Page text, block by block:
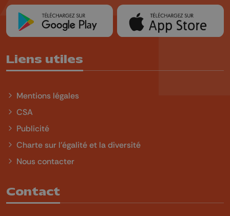
Liens utiles
Mentions légales
CSA
Publicité
Charte sur l'égalité et la diversité
Nous contacter
Contact